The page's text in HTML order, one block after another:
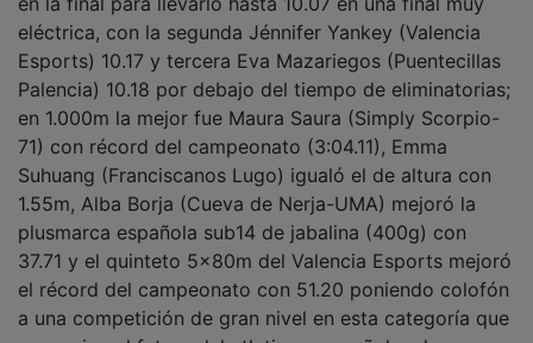
eléctrica, con la segunda Jénnifer Yankey (Valencia
Esports) 10.17 y tercera Eva Mazariegos (Puentecillas
Palencia) 10.18 por debajo del tiempo de eliminatorias;
en 1.000m la mejor fue Maura Saura (Simply Scorpio-
71) con récord del campeonato (3:04.11), Emma
Suhuang (Franciscanos Lugo) igualó el de altura con
1.55m, Alba Borja (Cueva de Nerja-UMA) mejoró la
plusmarca española sub14 de jabalina (400g) con
37.71 y el quinteto 5x80m del Valencia Esports mejoró
el récord del campeonato con 51.20 poniendo colofón
a una competición de gran nivel en esta categoría que
no es sino el futuro del atletismo español en los